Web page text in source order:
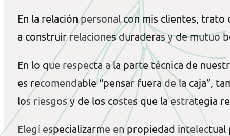
En la relación personal con mis clientes,
a construir relaciones duraderas y de mutuo
En lo que respecta a la parte técnica de
es recomendable “pensar fuera de la caja”,
los riesgos y de los costes que la estrategia
Elegí especializarme en propiedad